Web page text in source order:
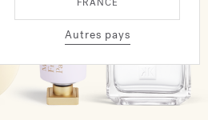
Autres pays